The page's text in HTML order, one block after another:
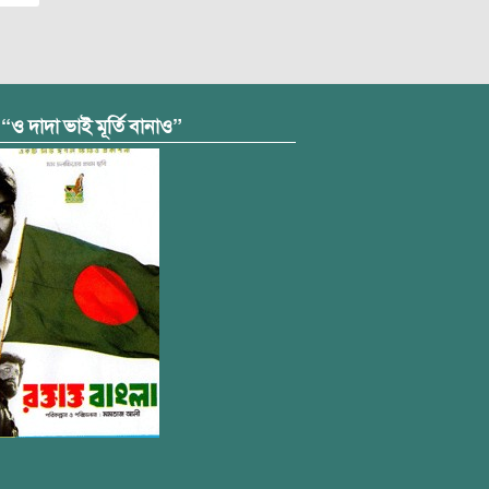
দাদা ভাই মূর্তি বানাও”